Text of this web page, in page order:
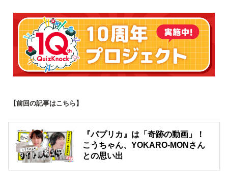
【前回の記事はこちら】
『パプリカ』は「奇跡の動画」！
こうちゃん、YOKARO-MONさん
との思い出